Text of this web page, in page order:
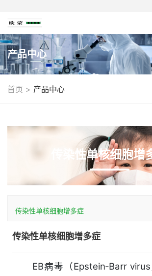
产品中心
首页 > 产品中心
传染性单核细胞增
传染性单核细胞增多症
传染性单核细胞增多症
EB病毒（Epstein‑Barr virus